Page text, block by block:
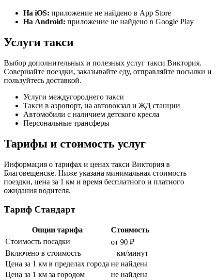
На iOS: приложение не найдено в App Store
На Android: приложение не найдено в Google Play
Услуги такси
Выбор дополнительных и полезных услуг такси Виктория.
Совершайте поездки, заказывайте еду, отправляйте посылки и
пользуйтесь доставкой.
Услуги междугороднего такси
Такси в аэропорт, на автовокзал и ЖД станции
Автомобили с наличием детского кресла
Персональные трансферы
Тарифы и стоимость услуг
Информация о тарифах и ценах такси Виктория в
Благовещенске. Ниже указана минимальная стоимость
поездки, цена за 1 км и время бесплатного и платного
ожидания водителя.
Тариф Стандарт
Опции тарифа
Стоимость
Стоимость посадки
от 90 ₽
Включено в стоимость
– км/минут
Цена за 1 км в пределах города не найдена
Цена за 1 км за городом
не найдена